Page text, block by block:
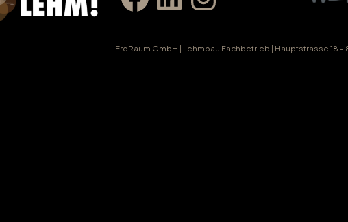
ErdRaum GmbH | Lehmbau Fachbetrieb | Hauptstrasse 18